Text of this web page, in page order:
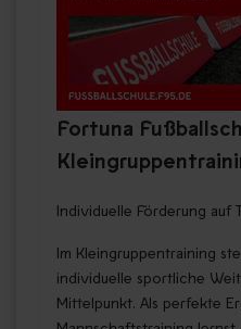
Fortuna
Individuelle Förderung auf
Im Kleingruppentraining
individuelle sportliche
Mittelpunkt. Als perfekte